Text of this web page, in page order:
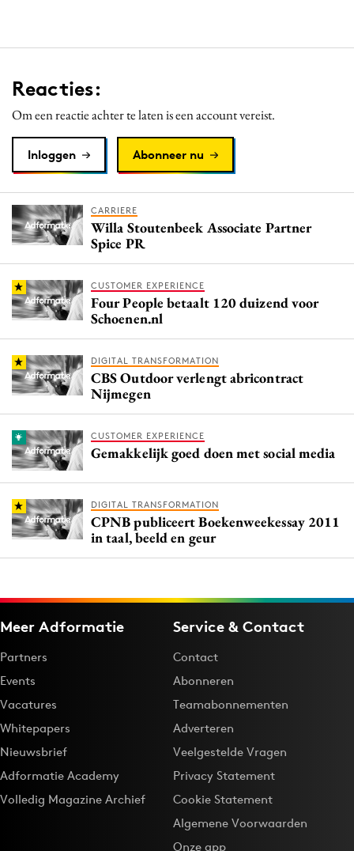
Reacties:
Om een reactie achter te laten is een account vereist.
Inloggen Abonneer nu
CARRIERE
Willa Stoutenbeek Associate Partner
Spice PR
CUSTOMER EXPERIENCE
Four People betaalt 120 duizend voor
Schoenen.nl
DIGITAL TRANSFORMATION
CBS Outdoor verlengt abricontract
Nijmegen
CUSTOMER EXPERIENCE
Gemakkelijk goed doen met social media
DIGITAL TRANSFORMATION
CPNB publiceert Boekenweekessay 2011
in taal, beeld en geur
Meer Adformatie
Partners
Events
Vacatures
Whitepapers
Nieuwsbrief
Adformatie Academy
Volledig Magazine Archief
Service & Contact
Contact
Abonneren
Teamabonnementen
Adverteren
Veelgestelde Vragen
Privacy Statement
Cookie Statement
Algemene Voorwaarden
Onze app